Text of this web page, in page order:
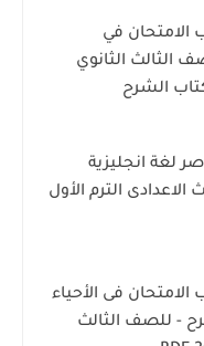
الامتحان في
الثالث الثانوي
لغة انجليزية
الاعدادى الترم الأول
فى الأحياء
- للصف الثالث